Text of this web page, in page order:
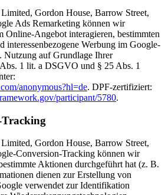
Gordon House, Barrow Street,
Ads Remarketing können wir
Online-Angebot interagieren, bestimmten
interessenbezogene Werbung im Google-
Nutzung auf Grundlage Ihrer
1 lit. a DSGVO und § 25 Abs. 1
anonymous?hl=de. DPF-zertifiziert:
participant/5780.
Tracking
Gordon House, Barrow Street,
Conversion-Tracking können wir
Aktionen durchgeführt hat (z. B.
dienen zur Erstellung von
verwendet zur Identifikation